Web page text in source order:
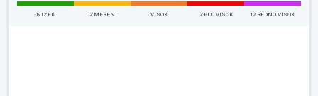
NIZEK ZMEREN VISOK ZELO VISOK IZREDNO VISOK